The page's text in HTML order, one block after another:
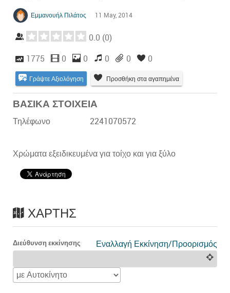
Εμμανουήλ Πιλάτος 11 May, 2014
0.0 (0)
1775 0 0 0 0 0
Γράψτε Αξιολόγηση Προσθήκη στα αγαπημένα
ΒΑΣΙΚΑ ΣΤΟΙΧΕΙΑ
Τηλέφωνο 2241070572
Χρώματα εξειδικευμένα για τοίχο και για ξύλο
ΧΆΡΤΗΣ
Εναλλαγή Εκκίνηση/Προορισμός
Διεύθυνση εκκίνησης